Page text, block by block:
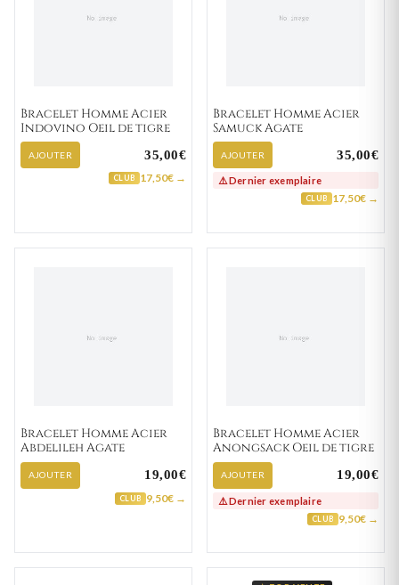
Bracelet Homme Acier
Indovino Oeil de tigre
AJOUTER 35,00€
CLUB 17,50€ →
Bracelet Homme Acier
Samuck Agate
AJOUTER 35,00€
⚠️ Dernier exemplaire
CLUB 17,50€ →
Bracelet Homme Acier
Abdelileh Agate
AJOUTER 19,00€
CLUB 9,50€ →
Bracelet Homme Acier
Anongsack Oeil de tigre
AJOUTER 19,00€
⚠️ Dernier exemplaire
CLUB 9,50€ →